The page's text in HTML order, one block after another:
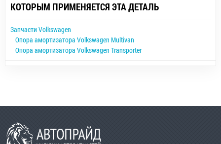
КОТОРЫМ ПРИМЕНЯЕТСЯ ЭТА ДЕТАЛЬ
Запчасти Volkswagen
Опора амортизатора Volkswagen Multivan
Опора амортизатора Volkswagen Transporter